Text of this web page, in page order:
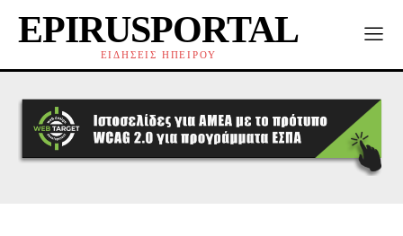
EPIRUSPORTAL
ΕΙΔΗΣΕΙΣ ΗΠΕΙΡΟΥ